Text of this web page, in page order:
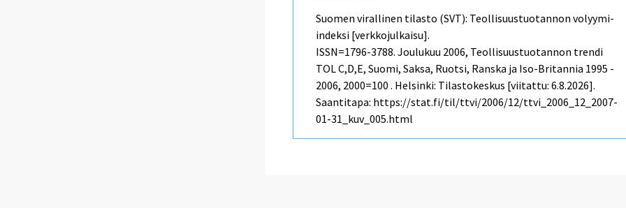
Suomen virallinen tilasto (SVT): Teollisuustuotannon volyymi-
indeksi [verkkojulkaisu].
ISSN=1796-3788.Joulukuu 2006, Teollisuustuotannon trendi
TOL C,D,E, Suomi, Saksa, Ruotsi, Ranska ja Iso-Britannia 1995 -
2006, 2000=100 . Helsinki: Tilastokeskus [viitattu: 6.8.2026].
Saantitapa: https://stat.fi/til/ttvi/2006/12/ttvi_2006_12_2007-
01-31_kuv_005.html